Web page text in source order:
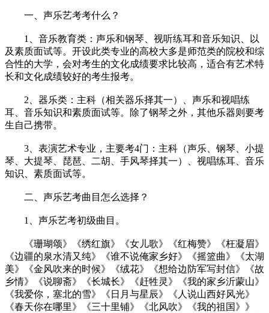
一、声乐艺考考什么？
1、音乐教育类：声乐和钢琴、视听练耳和音乐知识、以
及素质面试等。开设此类专业的高校大多是师范类的院校和综
合性的大学，会对考生的文化成绩要求比较高，适合有艺术特
长和文化成绩较好的考生报考。
2、器乐类：主科（相关器乐择其一）、声乐和视唱练
耳、音乐知识和素质面试等。除了钢琴之外，其他乐器则要考
生自己携带。
3、表演艺术专业，主要考4门：主科（声乐、钢琴、小提
琴、大提琴、琵琶、二胡、手风琴择其一）、视唱练耳、音乐
知识、素质面试等。
二、声乐艺考曲目怎么选择？
1、声乐艺考初级曲目。
《珊瑚颂》《绣红旗》《女儿歌》《红梅赞》《枉凝眉》
《边疆的泉水清又纯》《谁不说俺家乡好》《摇篮曲》《太湖
美》《金风吹来的时候》《绒花》《想给边防军写封信》《故
乡情》《说聊斋》《长城长》《赶牲灵》《我的家乡沂蒙山》
《我爱你，塞北的雪》《日月与星辰》《人说山西好风光》
《春天你在哪里》《三十里铺》《北风吹》《我的祖国》》